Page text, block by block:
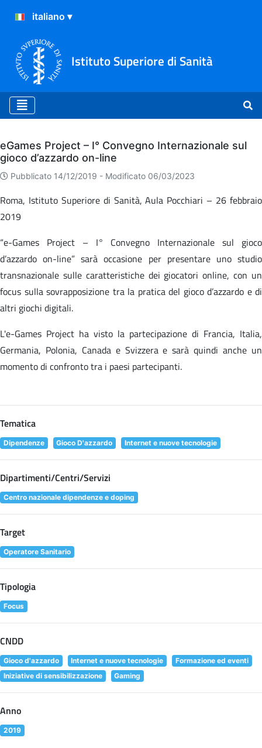
Istituto Superiore di Sanità
Archivio
eGames Project – I° Convegno Internazionale sul
gioco d’azzardo on-line
Pubblicato 14/12/2019 - Modificato 06/03/2023
Roma, Istituto Superiore di Sanità, Aula Pocchiari – 26 febbraio
2019
“e-Games Project – I° Convegno Internazionale sul gioco
d’azzardo on-line” sarà occasione per presentare uno studio
transnazionale sulle caratteristiche dei giocatori online, con un
focus sulla sovrapposizione tra la pratica del gioco d’azzardo e di
altri giochi digitali.
L'e-Games Project ha visto la partecipazione di Francia, Italia,
Germania, Polonia, Canada e Svizzera e sarà quindi anche un
momento di confronto tra i paesi partecipanti.
Tematica
Dipendenze Gioco D'azzardo Internet e nuove tecnologie
Dipartimenti/Centri/Servizi
Centro nazionale dipendenze e doping
Target
Operatore Sanitario
Tipologia
Focus
CNDD
Gioco d'azzardo Internet e nuove tecnologie
Formazione ed eventi
Iniziative di sensibilizzazione
Gaming
Anno
2019